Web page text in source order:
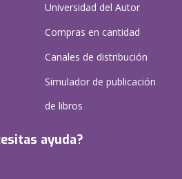
Universidad del Autor
Compras en cantidad
Canales de distribución
Simulador de publicación
de libros
ayuda?